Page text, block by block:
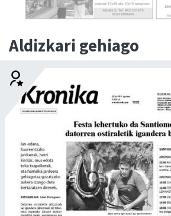
Aldizkari gehiago